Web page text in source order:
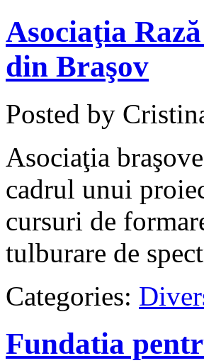
Asociaţia
din Braşov
Posted by
Asociaţia
cadrul unui
cursuri de
tulburare de
Categories:
Fundatia